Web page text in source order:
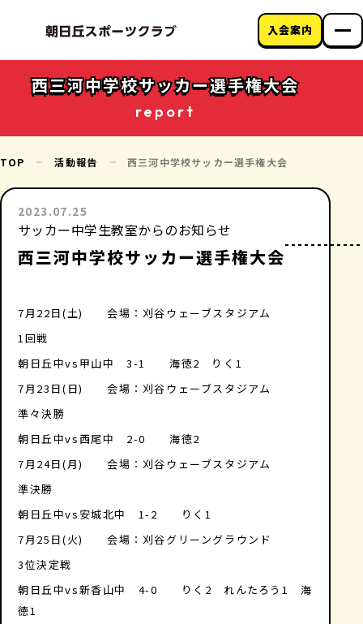
朝日丘スポーツク
ラブについて
教室のご案内
アクセス
お問い合わせ
入会案内
西三河中学校サッカー選手権大会
report
TOP 活動報告 西三河中学校サッカー選手権大会
2023.07.25
サッカー中学生教室からのお知らせ
西三河中学校サッカー選手権大会
7月22日(土) 会場：刈谷ウェーブスタジアム
1回戦
朝日丘中vs甲山中 3-1 海徳2 りく1
7月23日(日) 会場：刈谷ウェーブスタジアム
準々決勝
朝日丘中vs西尾中 2-0 海徳2
7月24日(月) 会場：刈谷ウェーブスタジアム
準決勝
朝日丘中vs安城北中 1-2 りく1
7月25日(火) 会場：刈谷グリーングラウンド
3位決定戦
朝日丘中vs新香山中 4-0 りく2 れんたろう1 海
徳1